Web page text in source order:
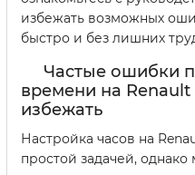
избежать возможных
быстро и без лишних
Частые ошибки
времени на Renault
избежать
Настройка часов на
простой задачей,